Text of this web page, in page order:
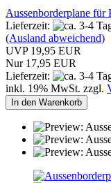
Aussenborderplane für
Lieferzeit:
(Ausland abweichend)
UVP 19,95 EUR
Nur 17,95 EUR
Lieferzeit:
inkl. 19% MwSt. zzgl.
In den Warenkorb